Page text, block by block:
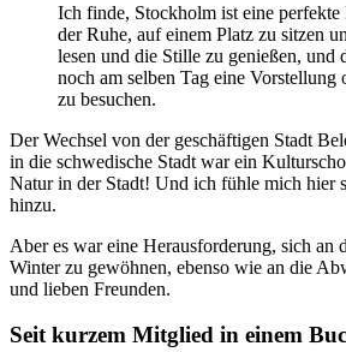
Ich finde, Stockholm ist eine
der Ruhe, auf einem Platz zu sitzen
lesen und die Stille zu genießen, und
noch am selben Tag eine Vorstellung
zu besuchen.
Der Wechsel von der geschäftigen Stadt
in die schwedische Stadt war ein
Natur in der Stadt! Und ich fühle mich hier
hinzu.
Aber es war eine Herausforderung, sich an
Winter zu gewöhnen, ebenso wie an die
und lieben Freunden.
Seit kurzem Mitglied in einem